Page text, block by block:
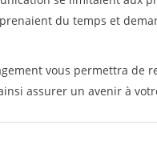
du temps et
vous permettra de
assurer un avenir à